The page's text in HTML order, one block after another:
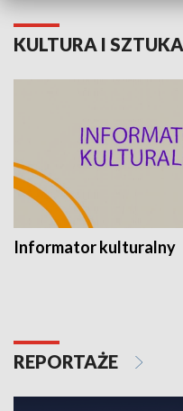
KULTURA I SZTUKA
Informator kulturalny
REPORTAŻE